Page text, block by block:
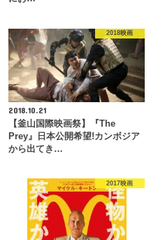
2018映画
2018.10.21
【釜山国際映画祭】『The
Prey』日本公開希望!カンボジア
から出てき…
2017映画